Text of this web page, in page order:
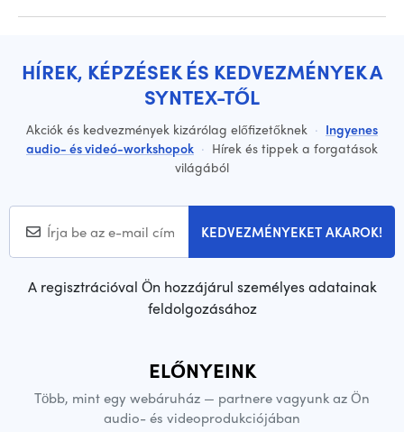
HÍREK, KÉPZÉSEK ÉS KEDVEZMÉNYEK A
SYNTEX-TŐL
Akciók és kedvezmények kizárólag előfizetőknek · Ingyenes
audio- és videó-workshopok · Hírek és tippek a forgatások
világából
KEDVEZMÉNYEKET AKAROK!
A regisztrációval Ön hozzájárul személyes adatainak
feldolgozásához
ELŐNYEINK
Több, mint egy webáruház — partnere vagyunk az Ön
audio- és videoprodukciójában